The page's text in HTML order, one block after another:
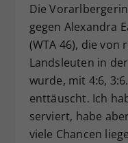
Die
gegen Alexandra
(WTA 46), die von
Landsleuten in
wurde, mit 4:6,
enttäuscht. Ich
serviert, habe
viele Chancen